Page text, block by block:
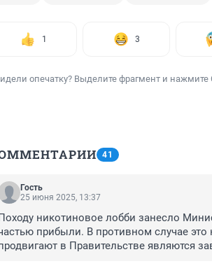
1 3
опечатку? Выделите фрагмент и нажмите
41
Гость
25 июня 2025, 13:37
никотиновое лобби занесло
прибыли. В противном случае
в Правительстве являются